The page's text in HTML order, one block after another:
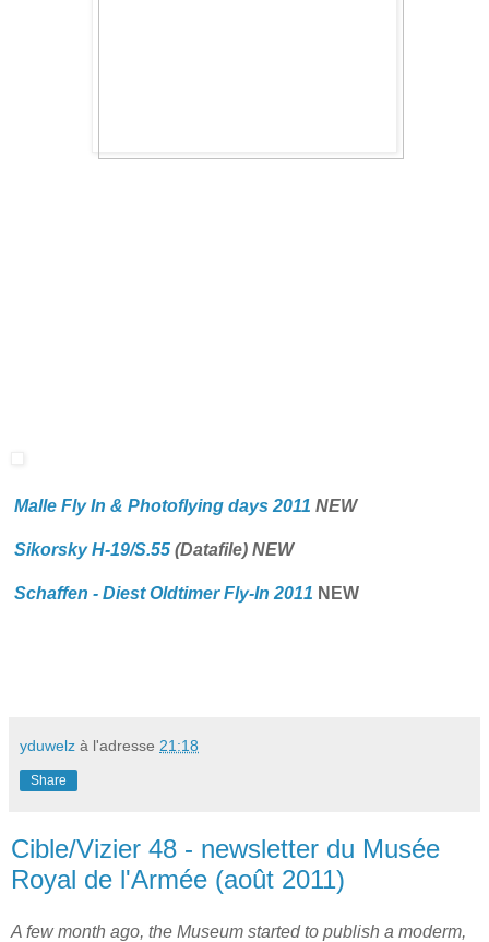
Malle Fly In & Photoflying days 2011 NEW
Sikorsky H-19/S.55 (Datafile) NEW
Schaffen - Diest Oldtimer Fly-In 2011 NEW
yduwelz à l'adresse 21:18
Share
Cible/Vizier 48 - newsletter du Musée
Royal de l'Armée (août 2011)
A few month ago, the Museum started to publish a moderm,